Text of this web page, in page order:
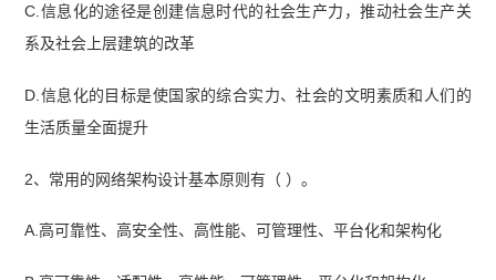
C.信息化的途径是创建信息时代的社会生产力，推动社会生产关
系及社会上层建筑的改革
D.信息化的目标是使国家的综合实力、社会的文明素质和人们的
生活质量全面提升
2、常用的网络架构设计基本原则有（ ）。
A.高可靠性、高安全性、高性能、可管理性、平台化和架构化